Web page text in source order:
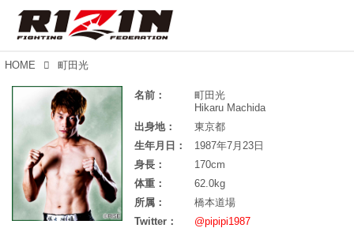
HOME 町田光
名前：
町田光
Hikaru Machida
出身地：
東京都
生年月日：
1987年7月23日
身長：
170cm
体重：
62.0kg
所属：
橋本道場
Twitter：
@pipipi1987